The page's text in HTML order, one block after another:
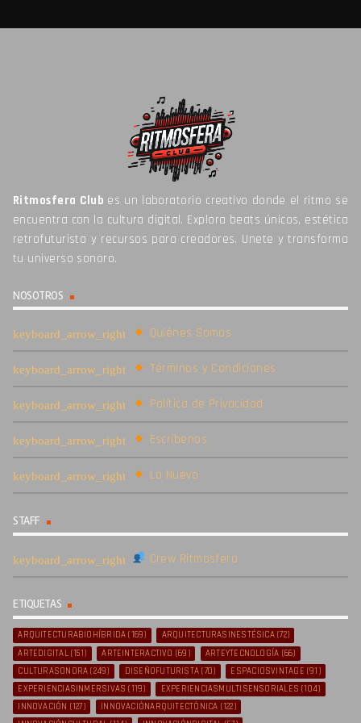
Ritmosfera Club es un laboratorio creativo donde el ritmo se
encuentra con la cultura digital. Explora beats únicos, estética
retrofuturista y recursos para creadores. Unete y transforma
tu universo sonoro.
NOSOTROS
Quiénes Somos
Términos y Condiciones
Política de Privacidad
Escríbenos
Lo Nuevo
STAFF
Crew Ritmosfera
ETIQUETAS
ARQUITECTURABIOHÍBRIDA (169) ARQUITECTURASINESTÉSICA(72)
ARTEDIGITAL(151) ARTEINTERACTIVO (69) ARTEYTECNOLOGÍA (66)
CULTURASONORA (249) DISEÑOFUTURISTA (70) ESPACIOSVINTAGE (91)
EXPERIENCIASINMERSIVAS (119) EXPERIENCIASMULTISENSORIALES (104)
INNOVACIÓN (127) INNOVACIÓNARQUITECTÓNICA (122)